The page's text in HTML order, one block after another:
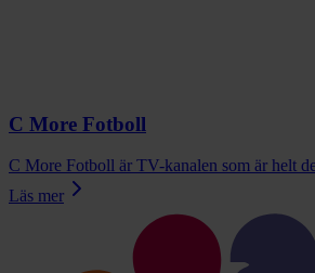
C More Fotboll
C More Fotboll är TV-kanalen som är helt
Läs mer